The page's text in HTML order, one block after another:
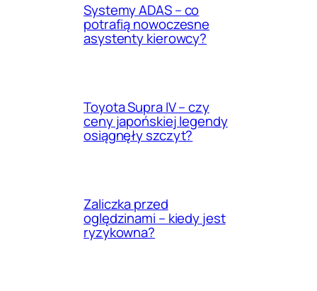
Systemy ADAS – co
potrafią nowoczesne
asystenty kierowcy?
Toyota Supra IV – czy
ceny japońskiej legendy
osiągnęły szczyt?
Zaliczka przed
oględzinami – kiedy jest
ryzykowna?